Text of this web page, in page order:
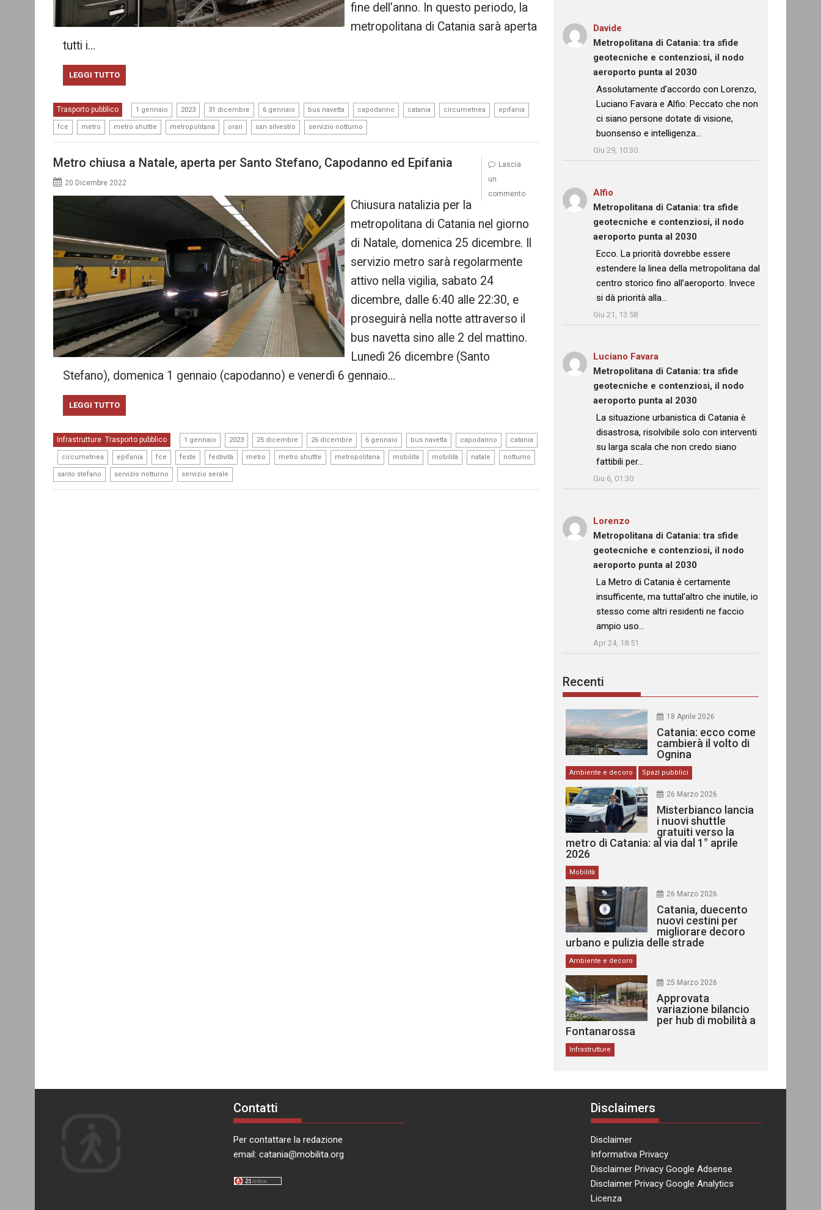
fine dell’anno. In questo periodo, la
metropolitana di Catania sarà aperta
tutti i…
LEGGI TUTTO
Trasporto pubblico 1 gennaio 2023 31 dicembre 6 gennaio bus navetta capodanno catania circumetnea epifania
fce metro metro shuttle metropolitana orari san silvestro servizio notturno
Metro chiusa a Natale, aperta per Santo Stefano, Capodanno ed Epifania
20 Dicembre 2022
Chiusura natalizia per la
metropolitana di Catania nel giorno
di Natale, domenica 25 dicembre. Il
servizio metro sarà regolarmente
attivo nella vigilia, sabato 24
dicembre, dalle 6:40 alle 22:30, e
proseguirà nella notte attraverso il
bus navetta sino alle 2 del mattino.
Lunedì 26 dicembre (Santo
Stefano), domenica 1 gennaio (capodanno) e venerdì 6 gennaio…
LEGGI TUTTO
Infrastrutture Trasporto pubblico 1 gennaio 2023 25 dicembre 26 dicembre 6 gennaio bus navetta capodanno catania
circumetnea epifania fce feste festività metro metro shuttle metropolitana mobilita mobilità natale notturno
santo stefano servizio notturno servizio serale
Lascia
un
commento
Davide
Metropolitana di Catania: tra sfide
geotecniche e contenziosi, il nodo
aeroporto punta al 2030
: “
Assolutamente d’accordo con Lorenzo,
Luciano Favara e Alfio. Peccato che non
ci siano persone dotate di visione,
buonsenso e intelligenza…
Giu 29, 10:30
Alfio
Metropolitana di Catania: tra sfide
geotecniche e contenziosi, il nodo
aeroporto punta al 2030
: “
Ecco. La priorità dovrebbe essere
estendere la linea della metropolitana dal
centro storico fino all’aeroporto. Invece
si dà priorità alla…
Giu 21, 13:58
Luciano Favara
Metropolitana di Catania: tra sfide
geotecniche e contenziosi, il nodo
aeroporto punta al 2030
: “La situazione urbanistica di Catania è
disastrosa, risolvibile solo con interventi
su larga scala che non credo siano
fattibili per…
Giu 6, 01:30
Lorenzo
Metropolitana di Catania: tra sfide
geotecniche e contenziosi, il nodo
aeroporto punta al 2030
: “La Metro di Catania è certamente
insufficente, ma tuttal’altro che inutile, io
stesso come altri residenti ne faccio
ampio uso…
Apr 24, 18:51
Recenti
18 Aprile 2026
Catania: ecco come
cambierà il volto di
Ognina
Ambiente e decoro Spazi pubblici
26 Marzo 2026
Misterbianco lancia
i nuovi shuttle
gratuiti verso la
metro di Catania: al via dal 1° aprile
2026
Mobilità
26 Marzo 2026
Catania, duecento
nuovi cestini per
migliorare decoro
urbano e pulizia delle strade
Ambiente e decoro
25 Marzo 2026
Approvata
variazione bilancio
per hub di mobilità a
Fontanarossa
Infrastrutture
Contatti
Per contattare la redazione
email: catania@mobilita.org
Disclaimers
Disclaimer
Informativa Privacy
Disclaimer Privacy Google Adsense
Disclaimer Privacy Google Analytics
Licenza